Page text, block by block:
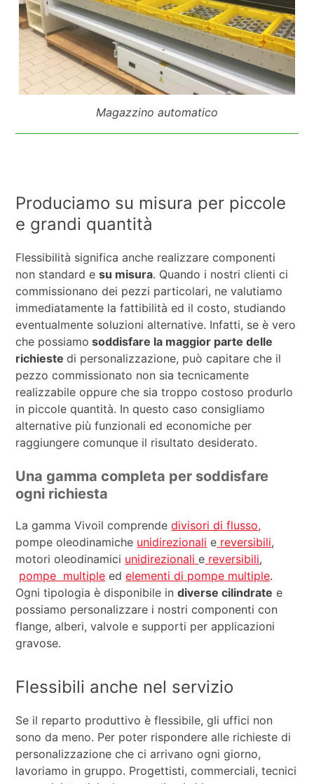
Magazzino automatico
Produciamo su misura per piccole
e grandi quantità
Flessibilità significa anche realizzare componenti
non standard esu misura. Quando i nostri clienti ci
commissionano dei pezzi particolari, ne valutiamo
immediatamente la fattibilità ed il costo, studiando
eventualmente soluzioni alternative. Infatti, se è vero
che possiamo soddisfare la maggior parte delle
richiestedi personalizzazione, può capitare che il
pezzo commissionato non sia tecnicamente
realizzabile oppure che sia troppo costoso produrlo
in piccole quantità. In questo caso consigliamo
alternative più funzionali ed economiche per
raggiungere comunque il risultato desiderato.
Una gamma completa per soddisfare
ogni richiesta
La gamma Vivoil comprendedivisori di flusso,
pompe oleodinamiche unidirezionali e reversibili,
motori oleodinamici unidirezionalie reversibili,
pompe multiple edelementi di pompe multiple.
Ogni tipologia è disponibile indiverse cilindrate e
possiamo personalizzare i nostri componenti con
flange, alberi, valvole e supporti per applicazioni
gravose.
Flessibili anche nel servizio
Se il reparto produttivo è flessibile, gli uffici non
sono da meno. Per poter rispondere alle richieste di
personalizzazione che ci arrivano ogni giorno,
lavoriamo in gruppo. Progettisti, commerciali, tecnici